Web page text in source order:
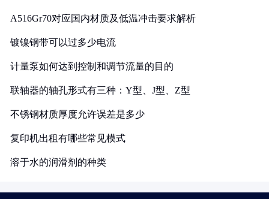
A516Gr70对应国内材质及低温冲击要求解析
镀镍钢带可以过多少电流
计量泵如何达到控制和调节流量的目的
联轴器的轴孔形式有三种：Y型、J型、Z型
不锈钢材质厚度允许误差是多少
复印机出租有哪些常见模式
溶于水的润滑剂的种类